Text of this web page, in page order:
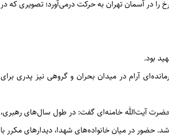
در آسمان تهران به حرکت درمی‌آورد؛ تصویری که در
بود.
آرام در میدان بحران و گروهی نیز پدری برای
آیت‌الله خامنه‌ای گفت: در طول سال‌های رهبری،
حضور در میان خانواده‌های شهدا، دیدارهای مکرر با